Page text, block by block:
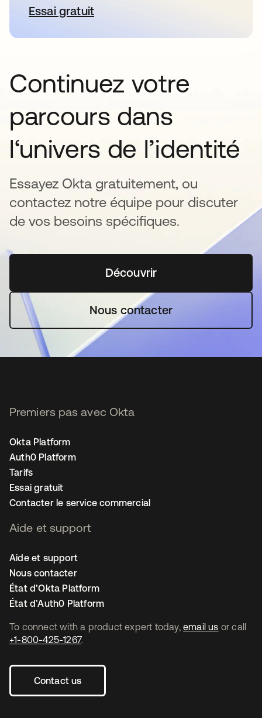
Essai gratuits’ouvre dans un nouvel onglet
Continuez votre
parcours dans
l‘univers de l’identité
Essayez Okta gratuitement, ou
contactez notre équipe pour discuter
de vos besoins spécifiques.
Découvrirs’ouvre dans un nouvel
Nous contacter
To connect with a product expert today, email us or call
+1-800-425-1267.
Contact us
Premiers pas avec Okta
Okta Platform
Auth0 Platform
Tarifs
Essai gratuit
Contacter le service commercial
Aide et support
Aide et support
Nous contacter
État d’Okta Platform
État d’Auth0 Platform